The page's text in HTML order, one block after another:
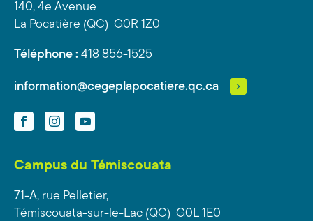
140, 4e Avenue
La Pocatière (QC) G0R 1Z0
Téléphone : 418 856-1525
information@cegeplapocatiere.qc.ca
FacebookInstagramYouTube
Campus du Témiscouata
71-A, rue Pelletier,
Témiscouata-sur-le-Lac (QC) G0L 1E0